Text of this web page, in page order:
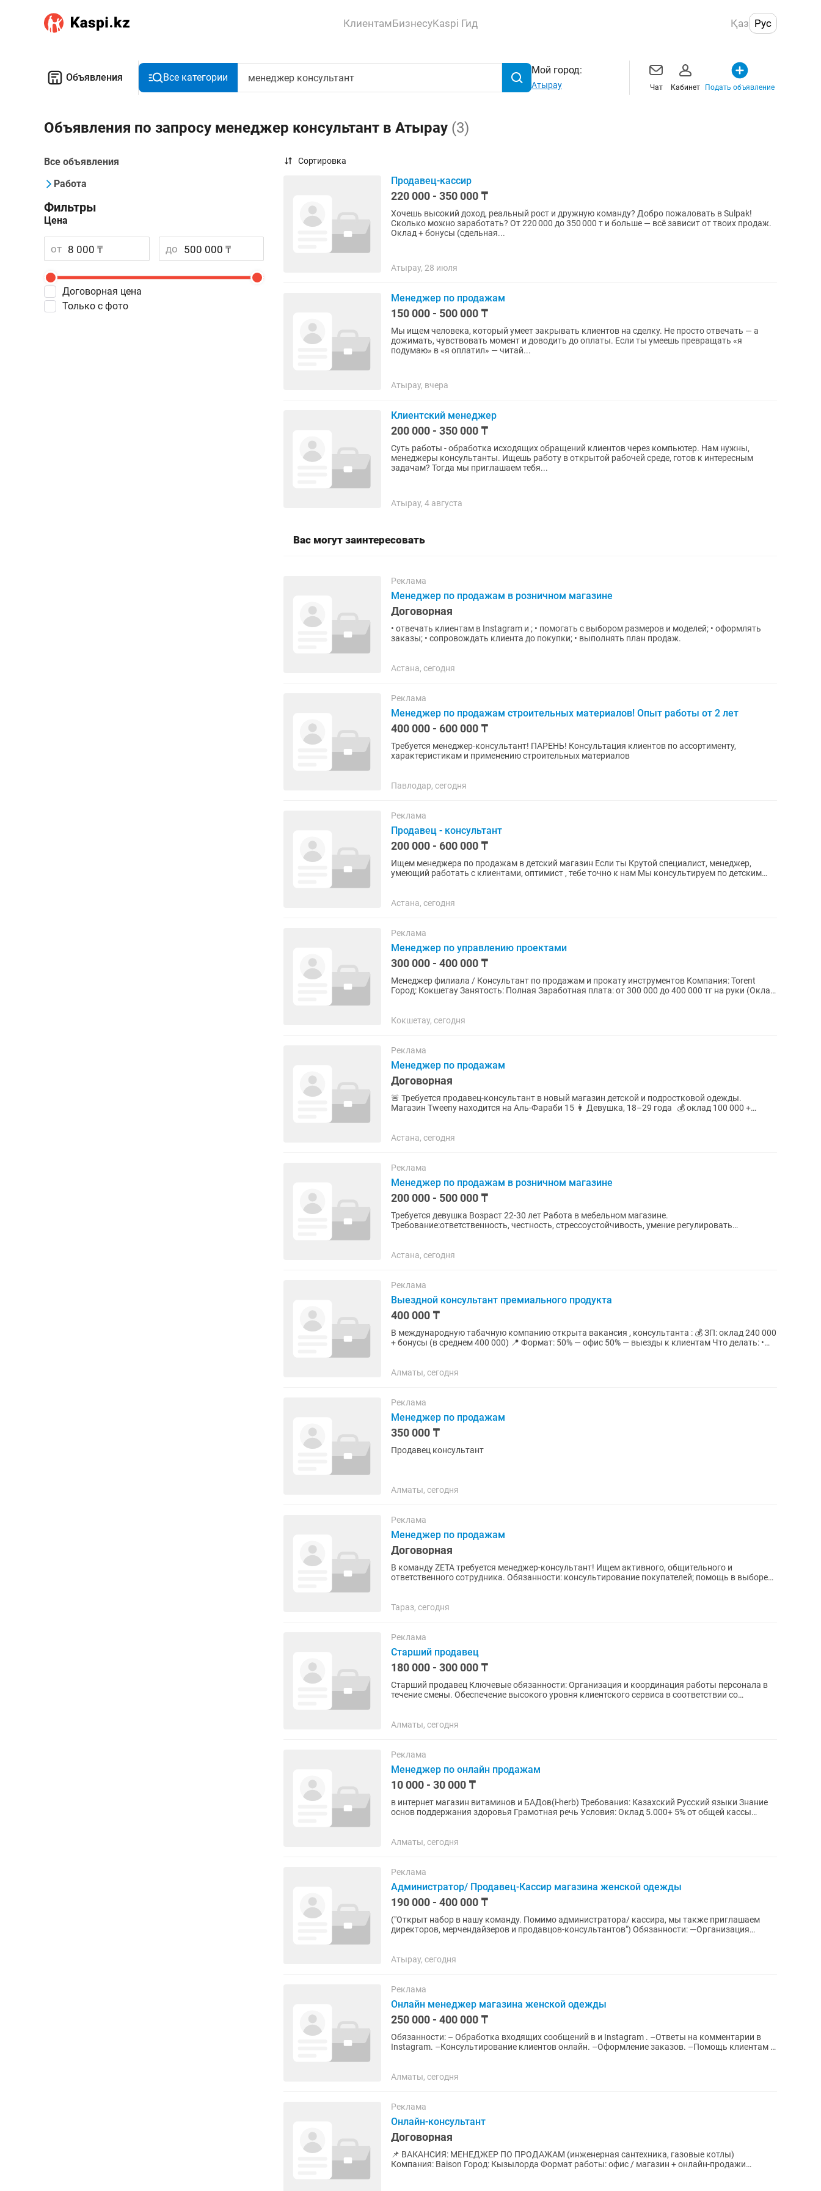
КлиентамБизнесуKaspi Гид Қаз Рус
Объявления Все категории
Мой город:
Атырау Чат Кабинет Подать объявление
Объявления по запросу менеджер консультант в Атырау (3)
Все объявления
Работа
Фильтры
Цена
от до
Договорная цена
Только с фото
Сортировка
Продавец-кассир
220 000 - 350 000 ₸
Хочешь высокий доход, реальный рост и дружную команду? Добро пожаловать в Sulpak!
Сколько можно заработать? От 220 000 до 350 000 т и больше — всё зависит от твоих продаж.
Оклад + бонусы (сдельная...
Атырау, 28 июля
Менеджер по продажам
150 000 - 500 000 ₸
Мы ищем человека, который умеет закрывать клиентов на сделку. Не просто отвечать — а
дожимать, чувствовать момент и доводить до оплаты. Если ты умеешь превращать «я
подумаю» в «я оплатил» — читай...
Атырау, вчера
Клиентский менеджер
200 000 - 350 000 ₸
Суть работы - обработка исходящих обращений клиентов через компьютер. Нам нужны,
менеджеры консультанты. Ищешь работу в открытой рабочей среде, готов к интересным
задачам? Тогда мы приглашаем тебя...
Атырау, 4 августа
Вас могут заинтересовать
Реклама
Менеджер по продажам в розничном магазине
Договорная
• отвечать клиентам в Instagram и ; • помогать с выбором размеров и моделей; • оформлять
заказы; • сопровождать клиента до покупки; • выполнять план продаж.
Астана, сегодня
Реклама
Менеджер по продажам строительных материалов! Опыт работы от 2 лет
400 000 - 600 000 ₸
Требуется менеджер-консультант! ПАРЕНЬ! Консультация клиентов по ассортименту,
характеристикам и применению строительных материалов
Павлодар, сегодня
Реклама
Продавец - консультант
200 000 - 600 000 ₸
Ищем менеджера по продажам в детский магазин Если ты Крутой специалист, менеджер,
умеющий работать с клиентами, оптимист , тебе точно к нам Мы консультируем по детским
Астана, сегодня
Реклама
Менеджер по управлению проектами
300 000 - 400 000 ₸
Менеджер филиала / Консультант по продажам и прокату инструментов Компания: Torent
Город: Кокшетау Занятость: Полная Заработная плата: от 300 000 до 400 000 тг на руки (Оклад
Кокшетау, сегодня
Реклама
Менеджер по продажам
Договорная
🚨 Требуется продавец-консультант в новый магазин детской и подростковой одежды.
Магазин Tweeny находится на Аль-Фараби 15 👩 Девушка, 18–29 года 💰 оклад 100 000 +
Астана, сегодня
Реклама
Менеджер по продажам в розничном магазине
200 000 - 500 000 ₸
Требуется девушка Возраст 22-30 лет Работа в мебельном магазине.
Требование:ответственность, честность, стрессоустойчивость, умение регулировать
Астана, сегодня
Реклама
Выездной консультант премиального продукта
400 000 ₸
В международную табачную компанию открыта вакансия , консультанта : 💰 ЗП: оклад 240 000
+ бонусы (в среднем 400 000) 📍 Формат: 50% — офис 50% — выезды к клиентам Что делать: •
Алматы, сегодня
Реклама
Менеджер по продажам
350 000 ₸
Продавец консультант
Алматы, сегодня
Реклама
Менеджер по продажам
Договорная
В команду ZETA требуется менеджер-консультант! Ищем активного, общительного и
ответственного сотрудника. Обязанности: консультирование покупателей; помощь в выборе
Тараз, сегодня
Реклама
Старший продавец
180 000 - 300 000 ₸
Старший продавец Ключевые обязанности: Организация и координация работы персонала в
течение смены. Обеспечение высокого уровня клиентского сервиса в соответствии со
Алматы, сегодня
Реклама
Менеджер по онлайн продажам
10 000 - 30 000 ₸
в интернет магазин витаминов и БАДов(i-herb) Требования: Казахский Русский языки Знание
основ поддержания здоровья Грамотная речь Условия: Оклад 5.000+ 5% от общей кассы
Алматы, сегодня
Реклама
Администратор/ Продавец-Кассир магазина женской одежды
190 000 - 400 000 ₸
("Открыт набор в нашу команду. Помимо администратора/ кассира, мы также приглашаем
директоров, мерчендайзеров и продавцов-консультантов") Обязанности: —Организация
Атырау, сегодня
Реклама
Онлайн менеджер магазина женской одежды
250 000 - 400 000 ₸
Обязанности: – Обработка входящих сообщений в и Instagram . –Ответы на комментарии в
Instagram. –Консультирование клиентов онлайн. –Оформление заказов. –Помощь клиентам в
Алматы, сегодня
Реклама
Онлайн-консультант
Договорная
📌 ВАКАНСИЯ: МЕНЕДЖЕР ПО ПРОДАЖАМ (инженерная сантехника, газовые котлы)
Компания: Baison Город: Кызылорда Формат работы: офис / магазин + онлайн-продажи